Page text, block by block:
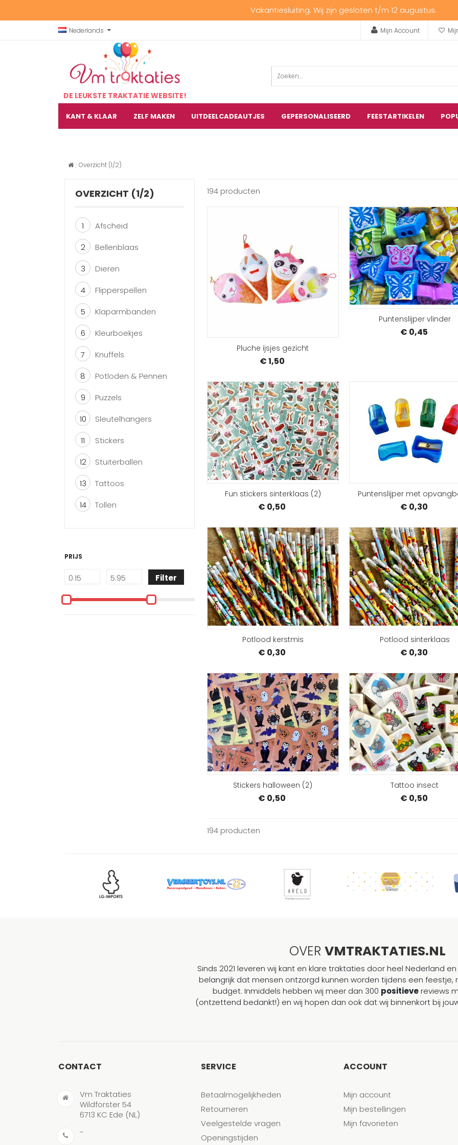
Vakantiesluiting: Wij zijn gesloten t/m 12 augustus.
Nederlands Mijn Account
DE LEUKSTE TRAKTATIE WEBSITE!
KANT & KLAAR ZELF MAKEN UITDEELCADEAUTJES GEPERSONALISEERD FEESTARTIKELEN
Overzicht (1/2)
OVERZICHT (1/2)
1
Afscheid
2
Bellenblaas
3
Dieren
4
Flipperspellen
5
Klaparmbanden
6
Kleurboekjes
7
Knuffels
8
Potloden & Pennen
9
Puzzels
10
Sleutelhangers
11
Stickers
12
Stuiterballen
13
Tattoos
14
Tollen
PRIJS
Filter
194 producten
Pluche ijsjes gezicht
€ 1,50
Puntenslijper vlinder
€ 0,45
Fun stickers sinterklaas (2)
€ 0,50
BESTELLEN
Puntenslijper met
€ 0,30
Potlood kerstmis
€ 0,30
BESTELLEN
Potlood sinterklaas
€ 0,30
Stickers halloween (2)
€ 0,50
BESTELLEN
Tattoo insect
€ 0,50
194 producten
OVER VMTRAKTATIES.NL
Sinds 2021 leveren wij kant en klare traktaties door heel Nederland
belangrijk dat mensen ontzorgd kunnen worden tijdens een feestje,
budget. Inmiddels hebben wij meer dan 300 positievereviews
(ontzettend bedankt!) en wij hopen dan ook dat wij binnenkort bij
CONTACT
Vm Traktaties
Wildforster 54
6713 KC Ede (NL)
-
SERVICE
Betaalmogelijkheden
Retourneren
Veelgestelde vragen
Openingstijden
ACCOUNT
Mijn account
Mijn bestellingen
Mijn favorieten